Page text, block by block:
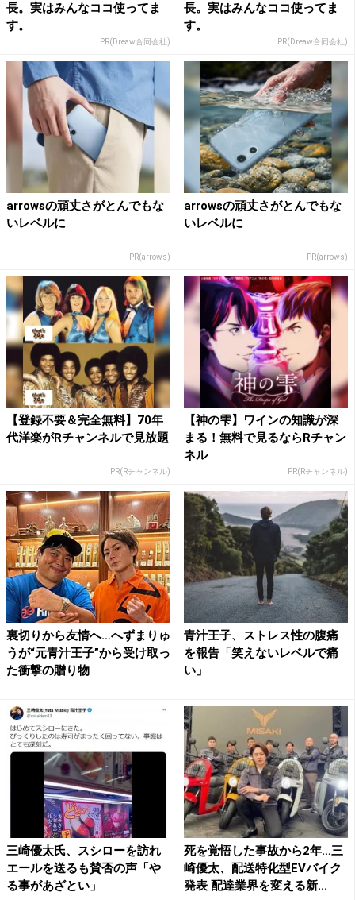
長。実はみんなココ使ってま
す。
PR(Dreaw合同会社)
長。実はみんなココ使ってま
す。
PR(Dreaw合同会社)
arrowsの頑丈さがとんでもな
いレベルに
PR(arrows)
arrowsの頑丈さがとんでもな
いレベルに
PR(arrows)
【登録不要＆完全無料】70年
代洋楽がRチャンネルで見放題
PR(Rチャンネル)
【神の雫】ワインの知識が深
まる！無料で見るならRチャン
ネル
PR(Rチャンネル)
裏切りから友情へ…へずまりゅ
うが“元青汁王子”から受け取っ
た衝撃の贈り物
青汁王子、ストレス性の腹痛
を報告「笑えないレベルで痛
い」
三崎優太氏、スシローを訪れ
エールを送るも賛否の声「や
る事があざとい」
死を覚悟した事故から2年…三
崎優太、配送特化型EVバイク
発表 配達業界を変える新...